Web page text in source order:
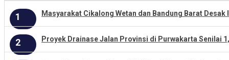
1 Masyarakat Cikalong Wetan dan Bandung Barat
2 Proyek Drainase Jalan Provinsi di Purwakarta Senilai